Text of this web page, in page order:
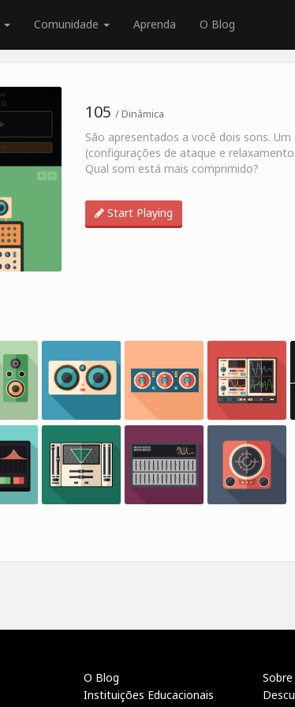
Comunidade Aprenda O Blog
105 / Dinâmica
São apresentados a você dois sons.
(configurações de ataque e
Qual som está mais comprimido?
Start Playing
O Blog
Instituições Educacionais